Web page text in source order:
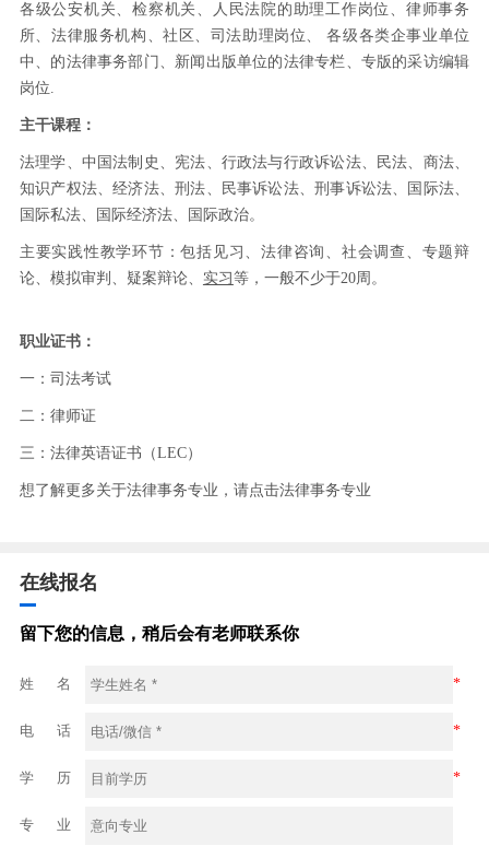
各级公安机关、检察机关、人民法院的助理工作岗位、律师事务
所、法律服务机构、社区、司法助理岗位、 各级各类企事业单位
中、的法律事务部门、新闻出版单位的法律专栏、专版的采访编辑
岗位.
主干课程：
法理学、中国法制史、宪法、行政法与行政诉讼法、民法、商法、
知识产权法、经济法、刑法、民事诉讼法、刑事诉讼法、国际法、
国际私法、国际经济法、国际政治。
主要实践性教学环节：包括见习、法律咨询、社会调查、专题辩
论、模拟审判、疑案辩论、 实习 等，一般不少于20周。
职业证书：
一：司法考试
二：律师证
三：法律英语证书（LEC）
想了解更多关于法律事务专业，请点击法律事务专业
在线报名
留下您的信息，稍后会有老师联系你
姓 名 *
电 话 *
学 历 *
专 业